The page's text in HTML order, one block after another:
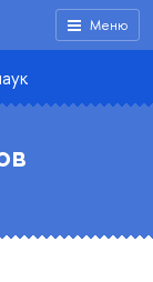
Меню